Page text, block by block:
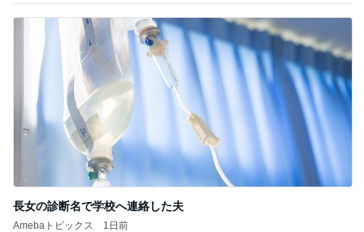
長女の診断名で学校へ連絡した夫
Amebaトピックス 1日前